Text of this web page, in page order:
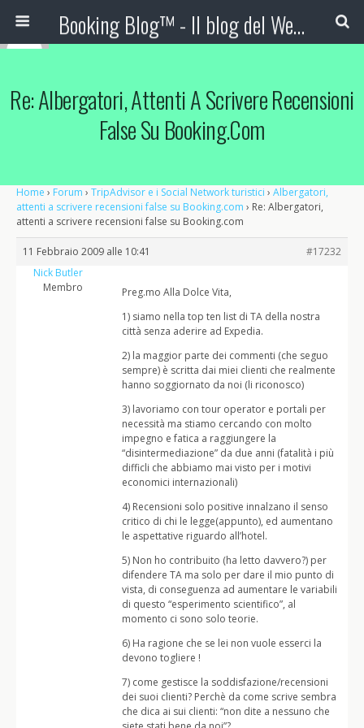
Booking Blog™ - Il blog del Web Marketing Turistico
Re: Albergatori, Attenti A Scrivere Recensioni
False Su Booking.com
Home › Forum › TripAdvisor e i Social Network turistici › Albergatori,
attenti a scrivere recensioni false su Booking.com › Re: Albergatori,
attenti a scrivere recensioni false su Booking.com
11 Febbraio 2009 alle 10:41
#17232
Nick Butler
Membro
Preg.mo Alla Dolce Vita,
1) siamo nella top ten list di TA della nostra
città senza aderire ad Expedia.
2) la maggior parte dei commenti (che seguo
sempre) è scritta dai miei clienti che realmente
hanno soggiornato da noi (li riconosco)
3) lavoriamo con tour operator e portali per
necessità ma stiamo cercando con molto
impegno e fatica a raggiungere la
“disintermediazione” da due anni (fatalità i più
difficli che abbiamo mai visto per i motivi
economici internazionali)
4) Recensioni solo positive innalzano il senso
critico di chi le legge(appunto), ed aumentano
le aspettative riguardo all’hotel.
5) Non ho contribuito (ha letto davvero?) per
difendere TA ma solo per dare il mio punto di
vista, di conseguenza ad aumentare le variabili
di questo “esperimento scientifico”, al
momento ci sono solo teorie.
6) Ha ragione che se lei non vuole esserci la
devono togliere !
7) come gestisce la soddisfazione/recensioni
dei suoi clienti? Perchè da come scrive sembra
che dica ai sui clienti: “non dite a nessuno che